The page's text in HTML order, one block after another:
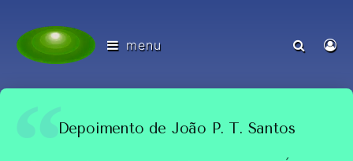
menu
Depoimento de João P. T. Santos